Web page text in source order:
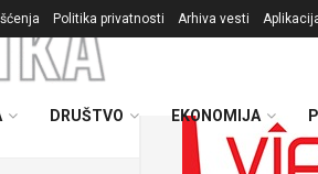
Politika privatnosti Arhiva vesti
DRUŠTVO EKONOMIJA